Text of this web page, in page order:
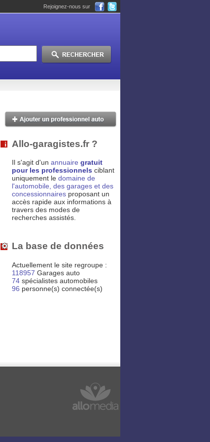
Rejoignez-nous sur
Allo-garagistes.fr ?
Il s'agit d'un annuaire gratuit
pour les professionnels ciblant
uniquement le domaine de
l'automobile, des garages et des
concessionnaires proposant un
accès rapide aux informations à
travers des modes de
recherches assistés.
La base de données
Actuellement le site regroupe :
118957 Garages auto
74 spécialistes automobiles
96 personne(s) connectée(s)